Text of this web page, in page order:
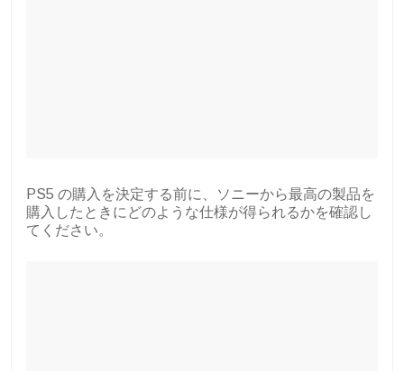
PS5 の購入を決定する前に、ソニーから最高の製品を
購入したときにどのような仕様が得られるかを確認し
てください。